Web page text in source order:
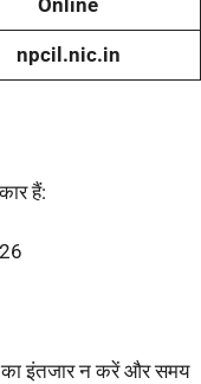
Online
npcil.nic.in
हैं:
का इंतजार न करें और समय